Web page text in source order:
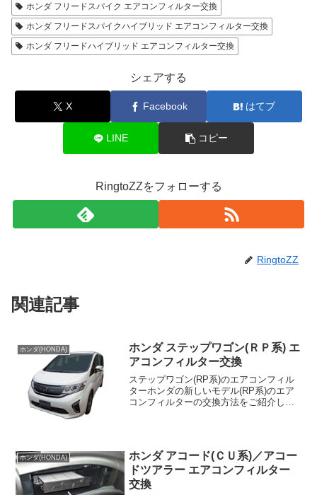
ホンダ フリードスパイク エアコンフィルター交換
ホンダ フリードスパイクハイブリッド エアコンフィルター交換
ホンダ フリードハイブリッド エアコンフィルター交換
シェアする
X Facebook はてブ
LINE コピー
RingtoZZをフォローする
RingtoZZ
関連記事
ホンダ(HONDA)
ホンダ ステップワゴン(ＲＰ系) エ
アコンフィルター交換
ステップワゴン(RP系)のエアコンフィル
ターホンダの新しいモデル(RP系)のエア
コンフィルターの交換方法をご紹介しま
ホンダ(HONDA)
ホンダ アコード(ＣＵ系)／アコー
ドツアラー エアコンフィルター
交換